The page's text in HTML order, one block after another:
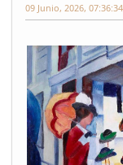
09 Junio, 2026,